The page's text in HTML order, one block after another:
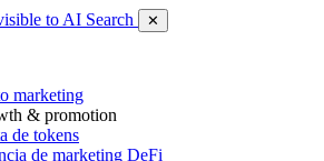
to AI Search ✕
marketing
& promotion
de tokens
de marketing DeFi